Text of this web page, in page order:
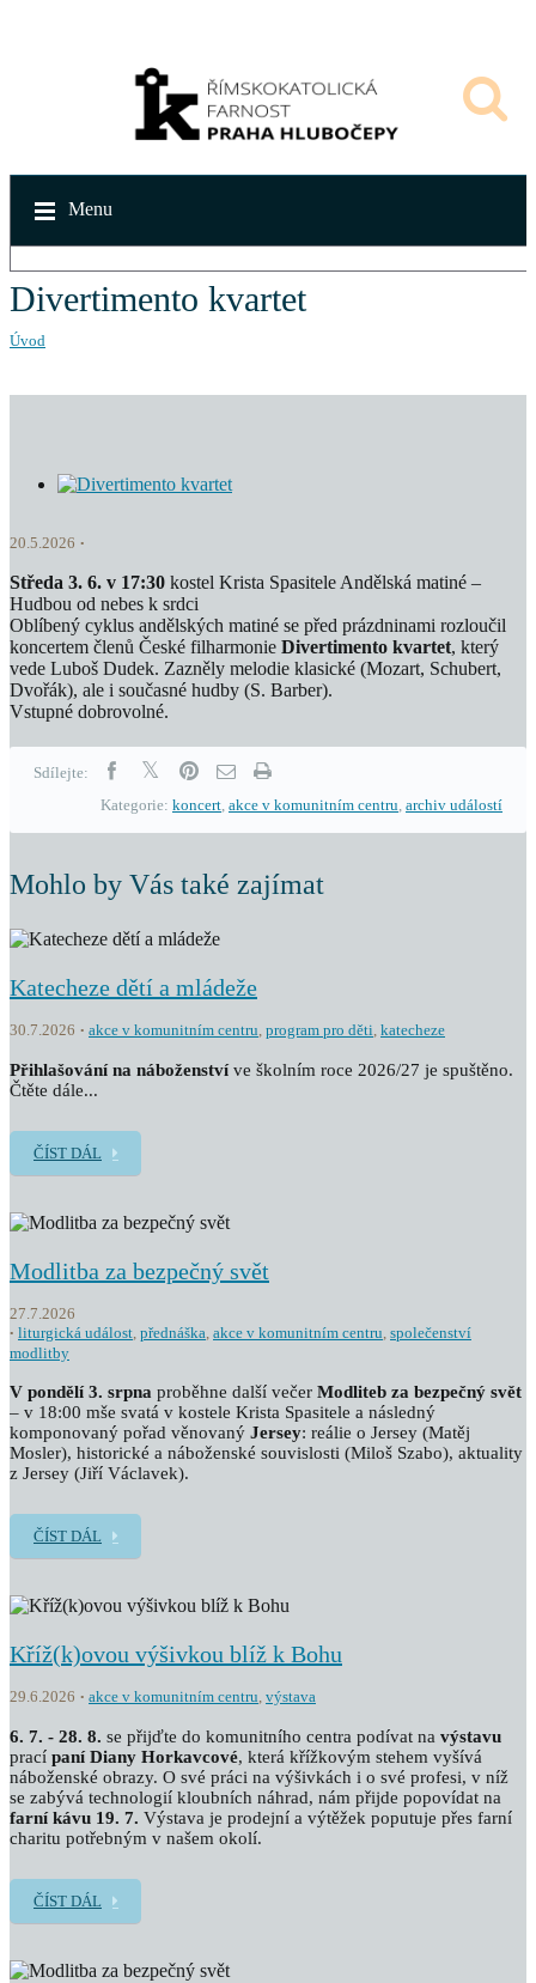
Menu
Divertimento kvartet
Úvod
20.5.2026
Středa 3. 6. v 17:30 kostel Krista Spasitele Andělská matiné –
Hudbou od nebes k srdci
Oblíbený cyklus andělských matiné se před prázdninami rozloučil
koncertem členů České filharmonie Divertimento kvartet, který
vede Luboš Dudek. Zazněly melodie klasické (Mozart, Schubert,
Dvořák), ale i současné hudby (S. Barber).
Vstupné dobrovolné.
Sdílejte:
Kategorie: koncert, akce v komunitním centru, archiv událostí
Mohlo by Vás také zajímat
Katecheze dětí a mládeže
30.7.2026 akce v komunitním centru, program pro děti, katecheze
Přihlašování na náboženstvíve školním roce 2026/27 je spuštěno.
Čtěte dále...
ČÍST DÁL
Modlitba za bezpečný svět
27.7.2026
liturgická událost, přednáška, akce v komunitním centru, společenství
modlitby
V pondělí 3. srpna proběhne další večer Modliteb za bezpečný svět
– v 18:00 mše svatá v kostele Krista Spasitele a následný
komponovaný pořad věnovaný Jersey: reálie o Jersey (Matěj
Mosler), historické a náboženské souvislosti (Miloš Szabo), aktuality
z Jersey (Jiří Václavek).
ČÍST DÁL
Kříž(k)ovou výšivkou blíž k Bohu
29.6.2026 akce v komunitním centru, výstava
6. 7. - 28. 8. se přijďte do komunitního centra podívat na výstavu
prací paní Diany Horkavcové, která křížkovým stehem vyšívá
náboženské obrazy. O své práci na výšivkách i o své profesi, v níž
se zabývá technologií kloubních náhrad, nám přijde popovídat na
farní kávu 19. 7. Výstava je prodejní a výtěžek poputuje přes farní
charitu potřebným v našem okolí.
ČÍST DÁL